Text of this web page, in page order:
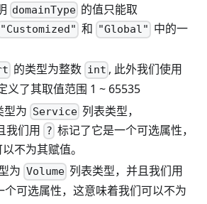
domainType 的值只能取
"Customized" 和 "Global" 中的一
的类型为整数 int , 此外我们使用
义了其取值范围 1 ~ 65535
型为 Service列表类型，
我们用 ? 标记了它是一个可选属性，
不为其赋值。
为 Volume列表类型，并且我们用
个可选属性，这意味着我们可以不为